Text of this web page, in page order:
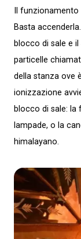
Il
Basta
blocco di sale e
particelle
della stanza ove
ionizzazione
blocco di sale: la
lampade, o la
himalayano.